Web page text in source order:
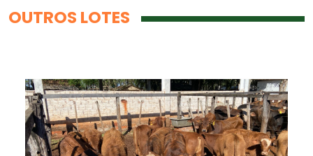
OUTROS LOTES